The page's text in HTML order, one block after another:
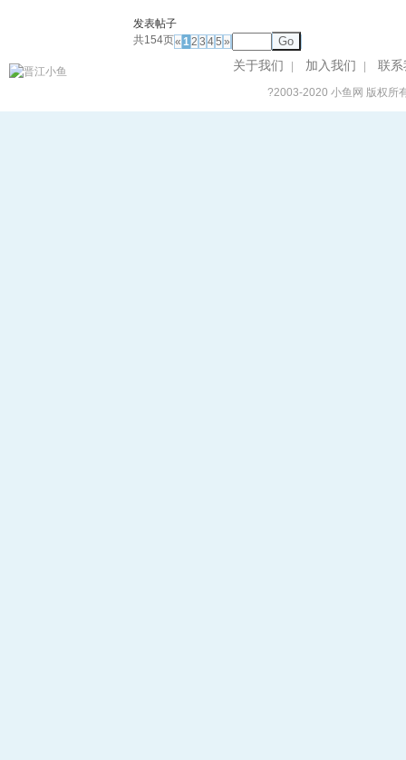
发表帖子
« 12 3 45 »
共154页 Go
关于我们 加入我们 联系
?2003-2020小鱼网 版权所